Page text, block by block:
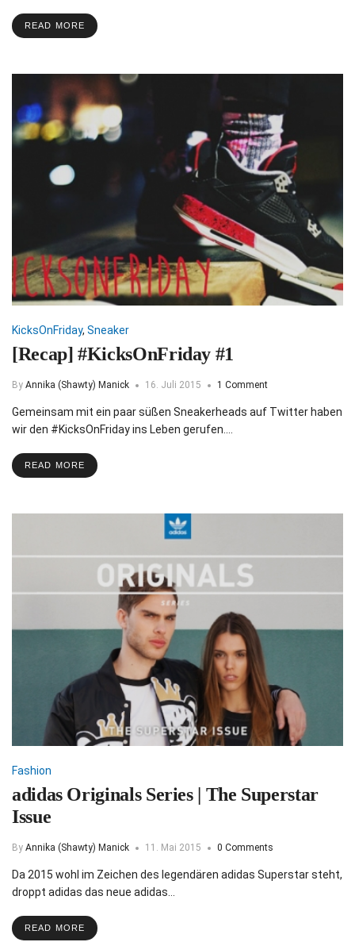
READ MORE
KicksOnFriday, Sneaker
[Recap] #KicksOnFriday #1
By Annika (Shawty) Manick 16. Juli 2015 1 Comment
Gemeinsam mit ein paar süßen Sneakerheads auf Twitter haben
wir den #KicksOnFriday ins Leben gerufen.…
READ MORE
Fashion
adidas Originals Series | The Superstar
Issue
By Annika (Shawty) Manick 11. Mai 2015 0 Comments
Da 2015 wohl im Zeichen des legendären adidas Superstar steht,
droppt adidas das neue adidas…
READ MORE